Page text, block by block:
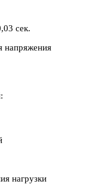
сек.
напряжения
нагрузки